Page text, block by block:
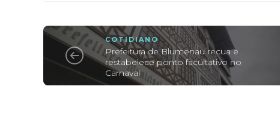
COTIDIANO
Prefeitura de Blumenau recua e
restabelece ponto facultativo no
Carnaval